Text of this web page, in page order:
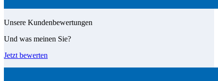
Unsere Kundenbewertungen
Und was meinen Sie?
Jetzt bewerten